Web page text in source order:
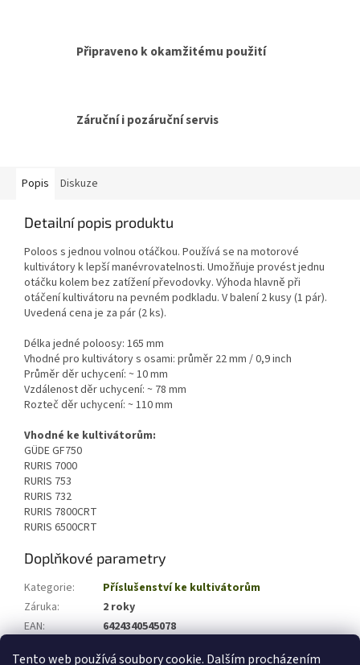
Tento web používá soubory cookie. Dalším procházením
Připraveno k okamžitému použití
Záruční i pozáruční servis
Popis Diskuze
Detailní popis produktu
Poloos s jednou volnou otáčkou. Používá se na motorové
kultivátory k lepší manévrovatelnosti. Umožňuje provést jednu
otáčku kolem bez zatížení převodovky. Výhoda hlavně při
otáčení kultivátoru na pevném podkladu. V balení 2 kusy (1 pár).
Uvedená cena je za pár (2 ks).
Délka jedné poloosy: 165 mm
Vhodné pro kultivátory s osami: průměr 22 mm / 0,9 inch
Průměr děr uchycení: ~ 10 mm
Vzdálenost děr uchycení: ~ 78 mm
Rozteč děr uchycení: ~ 110 mm
Vhodné ke kultivátorům:
GÜDE GF750
RURIS 7000
RURIS 753
RURIS 732
RURIS 7800CRT
RURIS 6500CRT
Doplňkové parametry
Kategorie:
Příslušenství ke kultivátorům
Záruka:
2 roky
EAN:
6424340545078